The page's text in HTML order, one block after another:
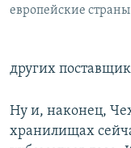
европейские страны
других
Ну и, наконец,
хранилищах